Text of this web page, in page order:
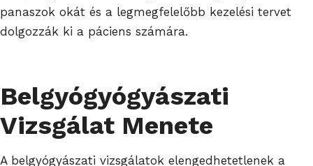
panaszok okát és a legmegfelelőbb kezelési tervet
dolgozzák ki a páciens számára.
Belgyógyógyászati
Vizsgálat Menete
A belgyógyászati vizsgálatok elengedhetetlenek a